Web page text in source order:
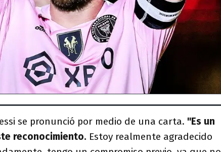
se pronunció por medio de una carta. "Es un
reconocimiento. Estoy realmente agradecido